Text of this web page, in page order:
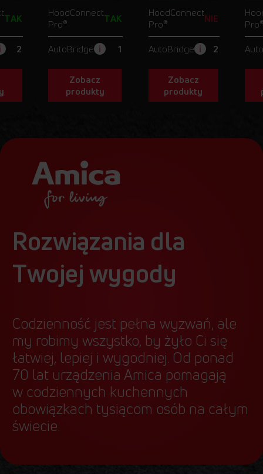
TAK
2
HoodConnect
Pro® TAK
AutoBridge 1
Zobacz
produkty
HoodConnect
Pro® NIE
AutoBridge 2
Zobacz
produkty
Pro
Rozwiązania dla
Twojej wygody
Codzienność jest pełna wyzwań, ale
my robimy wszystko, by żyło Ci się
łatwiej, lepiej i wygodniej. Od ponad
70 lat urządzenia Amica pomagają
w codziennych kuchennych
obowiązkach tysiącom osób na całym
świecie.